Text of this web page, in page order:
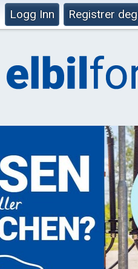
Logg Inn Registrer deg